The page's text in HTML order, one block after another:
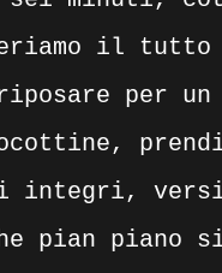
il tutto
per
integri,
piano si